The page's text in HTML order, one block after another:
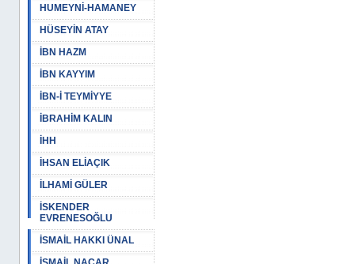
HUMEYNİ-HAMANEY
HÜSEYİN ATAY
İBN HAZM
İBN KAYYIM
İBN-İ TEYMİYYE
İBRAHİM KALIN
İHH
İHSAN ELİAÇIK
İLHAMİ GÜLER
İSKENDER
EVRENESOĞLU
İSMAİL HAKKI ÜNAL